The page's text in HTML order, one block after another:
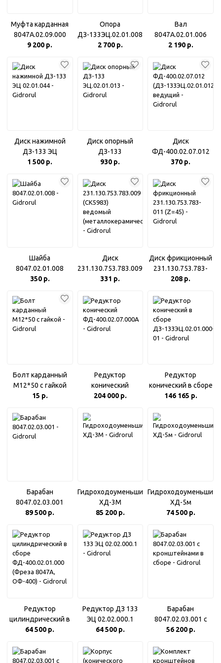
Муфта карданная
8047А.02.09.000
9 200 р.
Опора
ДЗ-133ЭЦ.02.01.008
(ДЗ-133.ЭЦ.02.01.042)
2 700 р.
Вал
8047А.02.01.006
2 190 р.
Диск нажимной
ДЗ-133 ЭЦ
02.01.044
1 500 р.
Диск опорный
ДЗ-133
ЭЦ.02.01.013
930 р.
Диск
ФД-400.02.07.012
(ДЗ-133ЭЦ.02.01.012)
370 р.
Шайба
8047.02.01.008
350 р.
Диск
231.130.753.783.009
(СК5983) ведомый
331 р.
Диск фрикционный
231.130.753.783-
011 (Z=45)
208 р.
Болт карданный
М12*50 с гайкой
15 р.
Редуктор
конический
ФД-400.02.07.000А
204 000 р.
Редуктор
конический в сборе
ДЗ-133ЭЦ.02.01.000-
146 165 р.
Барабан
8047.02.03.001
89 500 р.
Гидроходоуменьшитель
ХД-3М
85 200 р.
ХД-5м
74 500 р.
Редуктор
цилиндрический в
сборе
(Фреза 8047А,
ОФ-400)
64 500 р.
Редуктор ДЗ 133
ЭЦ 02.02.000.1
64 500 р.
Барабан
8047.02.03.001 с
кронштейнами в
56 200 р.